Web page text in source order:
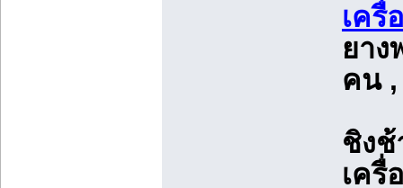
เครื่
ยาง
คน ,
ชิงช้
เครื่